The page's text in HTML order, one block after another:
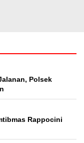
Polsek
Rappocini